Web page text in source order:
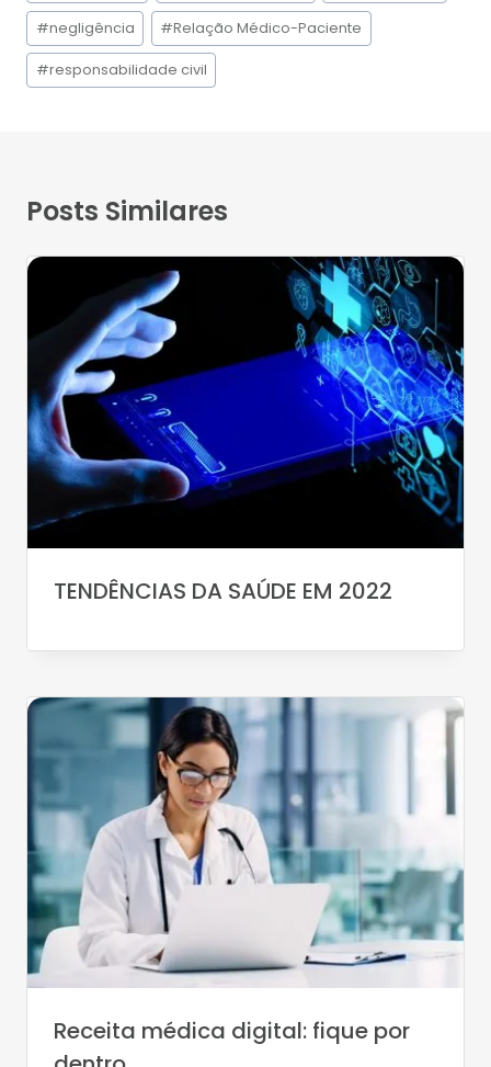
#negligência #Relação Médico-Paciente
#responsabilidade civil
Posts Similares
TENDÊNCIAS DA SAÚDE EM 2022
Receita médica digital: fique por